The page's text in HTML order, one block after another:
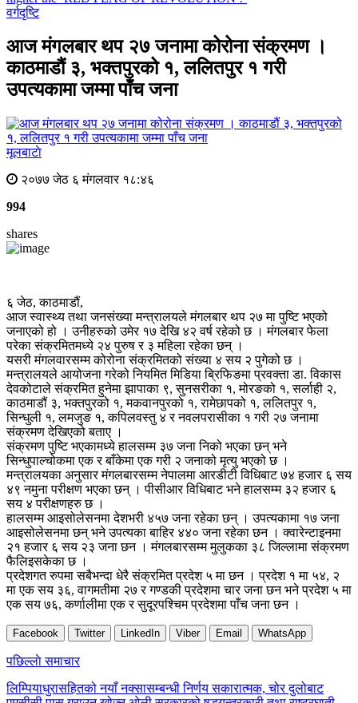
वर्गदृष्टि
आज मंगलबार थप २७ जनामा कोरोना संक्रमण ।
काठमाडौं ३, भक्तपुरको १, ललितपुर १ गरी
उपत्यकामा जम्मा पाँच जना
मूलबाटाे
२०७७ जेठ ६ मंगलवार १८:४६
994
shares
६ जेठ, काठमाडौं,
आज स्वास्थ्य तथा जनसंख्या मन्त्रालयले मंगलबार थप २७ मा पुष्टि भएको
जनाएको हो । उनीहरुको उमेर १७ देखि ४२ वर्ष रहेको छ । मंगलबार फेला
परेका संक्रमितमध्ये २४ पुरुष र ३ महिला रहेका छन् ।
यसरी मंगलवारसम्म कोरोना संक्रमितको संख्या ४ सय २ पुगेको छ ।
मन्त्रालयले आयोजना गरेको नियमित मिडिया ब्रिफिङमा प्रवक्ता डा. विकास
देवकोटाले संक्रमित हुनेमा झापाका ९, सुनसरीका १, मोरङको १, सर्लाही २,
काठमाडौं ३, भक्तपुरको १, मकवानपुरको १, रामेछापको १, ललितपुर १,
सिन्धुली १, लमजुङ १, कपिलवस्तु ४ र नवलपरासीका १ गरी २७ जनामा
संक्रमण देखिएको बताए ।
संक्रमण पुष्टि भएकामध्ये हालसम्म ३७ जना निको भएका छन् भने
सिन्धुपाल्चोकमा एक र बाँकेमा एक गरी २ जनाको मृत्यु भएको छ ।
मन्त्रालयका अनुसार मंगलबारसम्म नेपालमा आरडीटी विधिबाट ७४ हजार ६ सय
४९ नमुना परीक्षण भएका छन् । पीसीआर विधिबाट भने हालसम्म ३२ हजार ६
सय ४ परीक्षणहरु छ ।
हालसम्म आइसोलेसनमा देशभरी ४५७ जना रहेका छन् । उपत्यकामा १७ जना
आइसोलेसनमा छन् भने उपत्यका बाहिर ४४० जना रहेका छन । क्वारेन्टाइनमा
२१ हजार ६ सय २३ जना छन । मंगलबारसम्म मुलुकका ३८ जिल्लामा संक्रमण
फैलिइसकेका छ ।
प्रदेशगत रुपमा सबैभन्दा धेरै संक्रमित प्रदेश ५ मा छन । प्रदेश १ मा ५४, २
मा एक सय ३६, वागमतीमा २७ र गण्डकी प्रदेशमा चार जना छन भने प्रदेश ५ मा
एक सय ७६, कर्णालीमा एक र सुदूरपश्चिम प्रदेशमा पाँच जना छन ।
Facebook Twitter LinkedIn Viber Email WhatsApp
Post
navigation
पछिल्लाे समाचार
लिम्पियाधुरासहितको नयाँ नक्सासम्बन्धी निर्णय सकारात्मक, चोर दुलोबाट